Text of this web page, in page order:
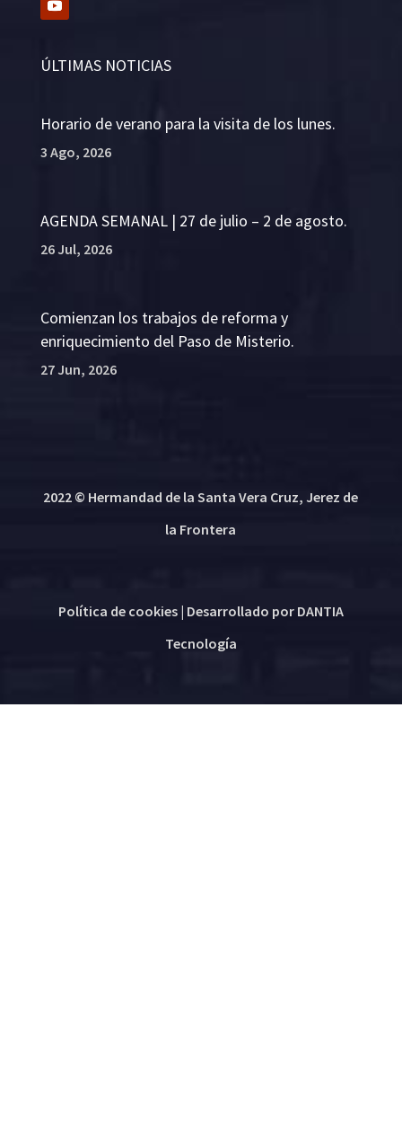
ÚLTIMAS NOTICIAS
Horario de verano para la visita de los lunes.
3 Ago, 2026
AGENDA SEMANAL | 27 de julio – 2 de agosto.
26 Jul, 2026
Comienzan los trabajos de reforma y
enriquecimiento del Paso de Misterio.
27 Jun, 2026
2022 © Hermandad de la Santa Vera Cruz, Jerez de
la Frontera
Política de cookies| Desarrollado por DANTIA
Tecnología